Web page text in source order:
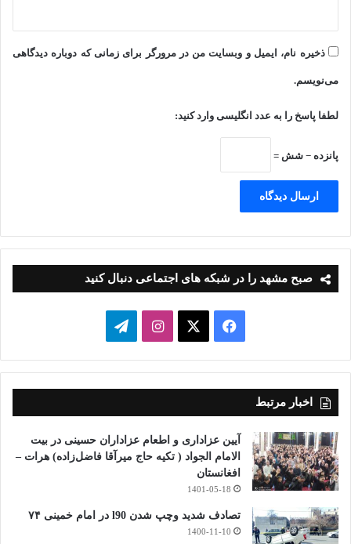
ذخیره نام، ایمیل و وبسایت من در مرورگر برای زمانی که دوباره دیدگاهی
می‌نویسم.
لطفا پاسخ را به عدد انگلیسی وارد کنید:
پانزده − شش =
صبح مشهد را در شبکه های اجتماعی دنبال کنید
فیسبوک ایکساینستاگرامتلگرام
اخبار مرتبط
آیین عزاداری و اطعام عزاداران حسینی در بیت
الامام الجواد ( تکیه حاج میرآقا فاضل‌زاده) هرات –
افغانستان
1401-05-18
تصادف شدید وچپ شدن l90 در امام خمینی ۷۴
1400-11-10